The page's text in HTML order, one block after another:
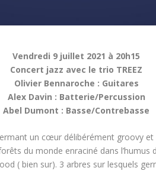
Vendredi 9 juillet 2021 à 20h15
Concert jazz avec le trio TREEZ
Olivier Bennaroche : Guitares
Alex Davin : Batterie/Percussion
Abel Dumont : Basse/Contrebasse
un cœur délibérément groovy
du monde enraciné dans l’humus
( bien sur). 3 arbres sur lesquels